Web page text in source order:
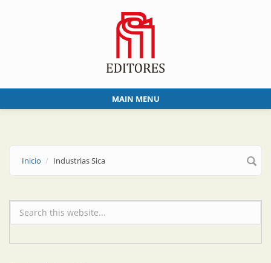
MAIN MENU
Inicio Industrias Sica
Formulario de búsqueda